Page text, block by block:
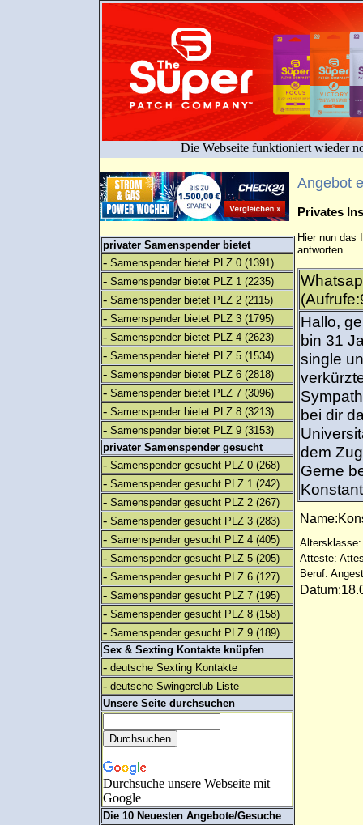
Die Webseite funktioniert wieder
privater Samenspender bietet
- Samenspender bietet PLZ 0 (1391)
- Samenspender bietet PLZ 1 (2235)
- Samenspender bietet PLZ 2 (2115)
- Samenspender bietet PLZ 3 (1795)
- Samenspender bietet PLZ 4 (2623)
- Samenspender bietet PLZ 5 (1534)
- Samenspender bietet PLZ 6 (2818)
- Samenspender bietet PLZ 7 (3096)
- Samenspender bietet PLZ 8 (3213)
- Samenspender bietet PLZ 9 (3153)
privater Samenspender gesucht
- Samenspender gesucht PLZ 0 (268)
- Samenspender gesucht PLZ 1 (242)
- Samenspender gesucht PLZ 2 (267)
- Samenspender gesucht PLZ 3 (283)
- Samenspender gesucht PLZ 4 (405)
- Samenspender gesucht PLZ 5 (205)
- Samenspender gesucht PLZ 6 (127)
- Samenspender gesucht PLZ 7 (195)
- Samenspender gesucht PLZ 8 (158)
- Samenspender gesucht PLZ 9 (189)
Sex & Sexting Kontakte knüpfen
- deutsche Sexting Kontakte
- deutsche Swingerclub Liste
Unsere Seite durchsuchen
Durchsuche unsere Webseite mit
Google
Die 10 Neuesten Angebote/Gesuche
Angebot
Privates
Hier nun das
antworten.
Hallo,
bin 31
single
bei dir
dem
Gerne
Altersklasse:
Atteste:
Beruf: